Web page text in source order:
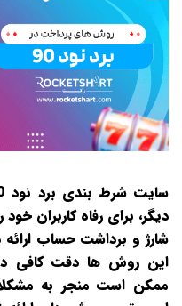
دیگر، برای رفاه کاربران
شارژ و برداشت حساب ارائه
این روش‌ ها دقت کافی
ممکن است منجر به